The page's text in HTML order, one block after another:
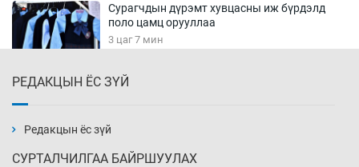
Сурагчдын дүрэмт хувцасны иж бүрдэлд
поло цамц орууллаа
3 цаг 7 мин
3 цаг 37 мин
РЕДАКЦЫН ЁС ЗҮЙ
Редакцын ёс зүй
СУРТАЛЧИЛГАА БАЙРШУУЛАХ